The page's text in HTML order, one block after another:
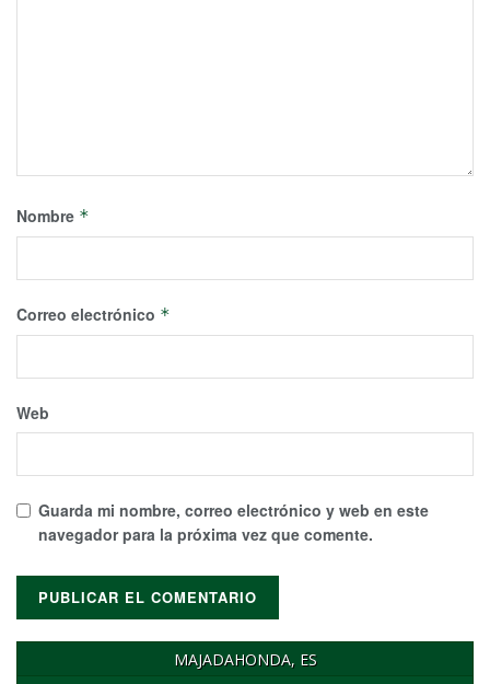
Nombre *
Correo electrónico *
Web
Guarda mi nombre, correo electrónico y web en este
navegador para la próxima vez que comente.
MAJADAHONDA, ES